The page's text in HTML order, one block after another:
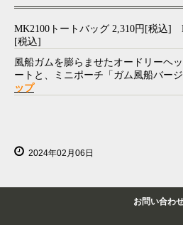
MK2100トートバッグ 2,310円[税込]
[税込]
風船ガムを膨らませたオードリーヘ
ートと、ミニポーチ「ガム風船バー
ップ
2024年02月06日
お問い合わ